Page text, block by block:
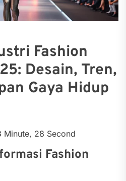
Fashion
Desain, Tren,
Gaya Hidup
Minute, 28 Second
Fashion